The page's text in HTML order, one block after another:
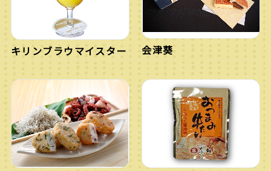
キリンブラウマイスター 会津葵